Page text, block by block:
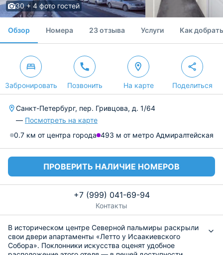
30 + 4 фото гостей
Обзор Номера 23 отзыва Услуги Как
Забронировать Позвонить На карте Поделиться
Санкт-Петербург, пер. Гривцова, д. 1/64
— Посмотреть на карте
0.7 км от центра города 493 м от метро Адмиралтейская
ПРОВЕРИТЬ НАЛИЧИЕ НОМЕРОВ
+7 (999) 041-69-94
Контакты
В историческом центре Северной пальмиры раскрыли
свои двери апартаменты «Летто у Исаакиевского
Собора». Поклонники искусства оценят удобное